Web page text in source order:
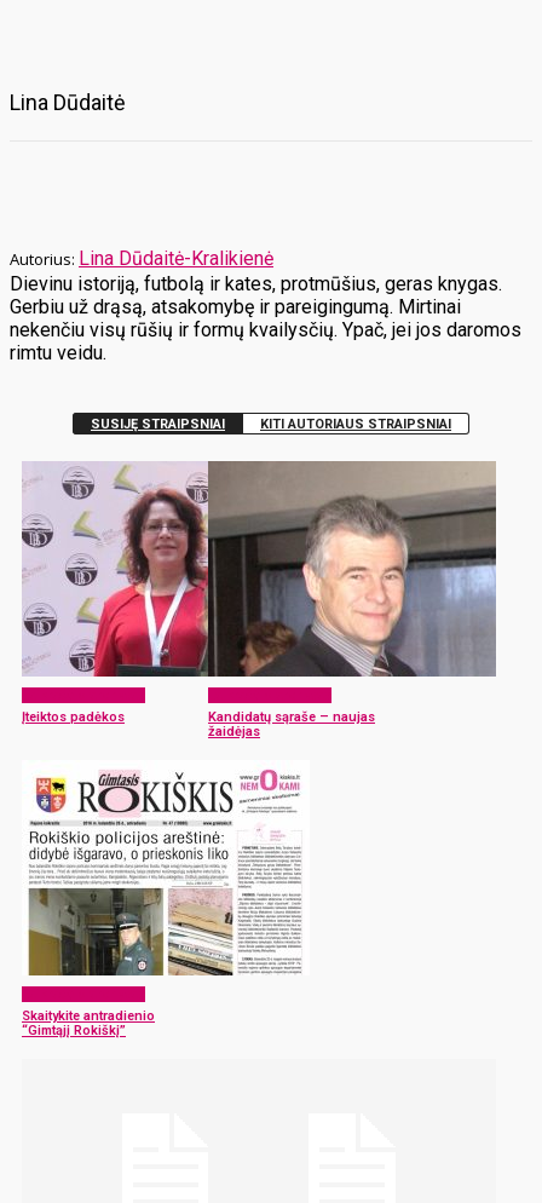
Lina Dūdaitė
Lina Dūdaitė-Kralikienė
Dievinu istoriją, futbolą ir kates, protmūšius, geras knygas.
Gerbiu už drąsą, atsakomybę ir pareigingumą. Mirtinai
nekenčiu visų rūšių ir formų kvailysčių. Ypač, jei jos daromos
rimtu veidu.
SUSIJĘ STRAIPSNIAI KITI AUTORIAUS STRAIPSNIAI
Įteiktos padėkos
Kandidatų sąraše – naujas
žaidėjas
Skaitykite antradienio
“Gimtąjį Rokiškį”